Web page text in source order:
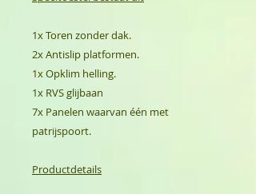
1x Toren zonder dak.
2x Antislip platformen.
1x Opklim helling.
1x RVS glijbaan
7x Panelen waarvan één met
patrijspoort.
Productdetails